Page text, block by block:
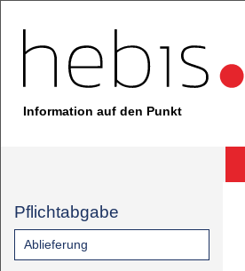
Information auf den Punkt
Pflichtabgabe
Ablieferung